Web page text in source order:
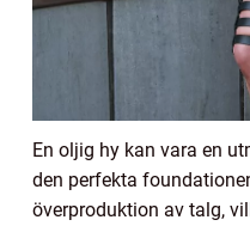
En oljig hy kan vara en
den perfekta
överproduktion av talg,